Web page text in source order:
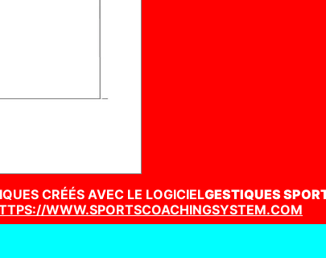
CRÉÉS AVEC LE LOGICIELGESTIQUES
WWW.SPORTSCOACHINGSYSTEM.COM